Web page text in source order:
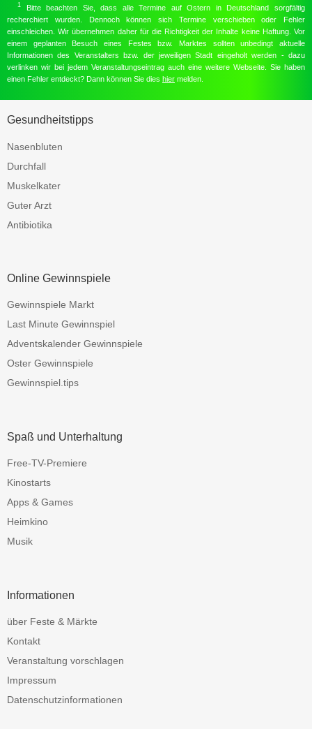
1 Bitte beachten Sie, dass alle Termine auf Ostern in Deutschland sorgfältig
recherchiert wurden. Dennoch können sich Termine verschieben oder Fehler
einschleichen. Wir übernehmen daher für die Richtigkeit der Inhalte keine Haftung. Vor
einem geplanten Besuch eines Festes bzw. Marktes sollten unbedingt aktuelle
Informationen des Veranstalters bzw. der jeweiligen Stadt eingeholt werden - dazu
verlinken wir bei jedem Veranstaltungseintrag auch eine weitere Webseite. Sie haben
einen Fehler entdeckt? Dann können Sie dies hier melden.
Gesundheitstipps
Nasenbluten
Durchfall
Muskelkater
Guter Arzt
Antibiotika
Online Gewinnspiele
Gewinnspiele Markt
Last Minute Gewinnspiel
Adventskalender Gewinnspiele
Oster Gewinnspiele
Gewinnspiel.tips
Spaß und Unterhaltung
Free-TV-Premiere
Kinostarts
Apps & Games
Heimkino
Musik
Informationen
über Feste & Märkte
Kontakt
Veranstaltung vorschlagen
Impressum
Datenschutzinformationen